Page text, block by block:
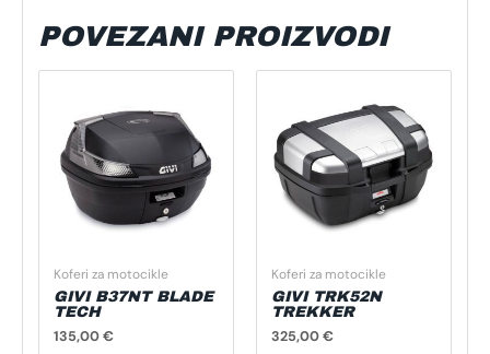
POVEZANI PROIZVODI
Koferi za motocikle
GIVI B37NT BLADE
TECH
135,00€
Koferi za motocikle
GIVI TRK52N
TREKKER
325,00€